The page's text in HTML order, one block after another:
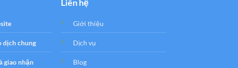
dịch chung
giao nhận
Liên hệ
Giới thiệu
Dịch vụ
Blog